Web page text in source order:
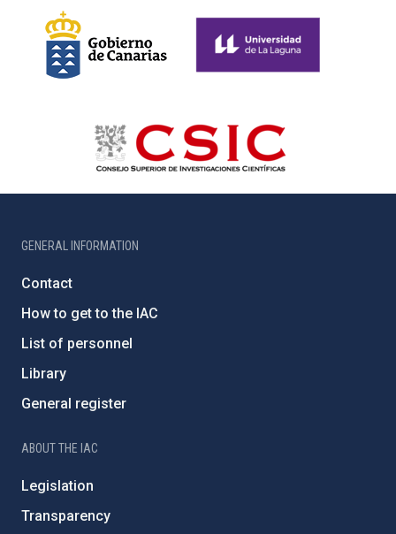
GENERAL INFORMATION
Contact
How to get to the IAC
List of personnel
Library
General register
ABOUT THE IAC
Legislation
Transparency